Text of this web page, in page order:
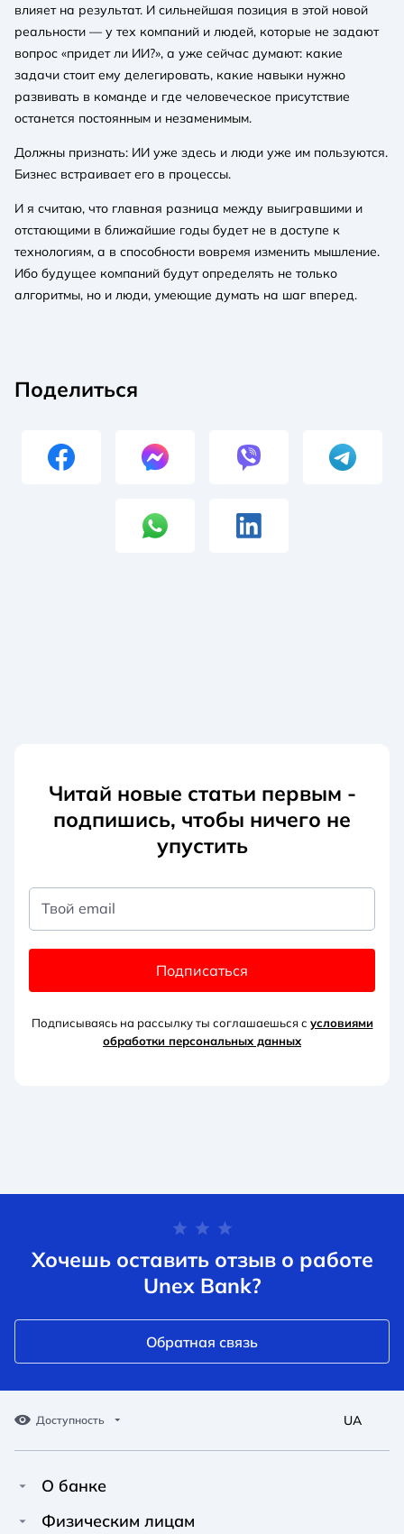
влияет на результат. И сильнейшая позиция в этой новой
реальности — у тех компаний и людей, которые не задают
вопрос «придет ли ИИ?», а уже сейчас думают: какие
задачи стоит ему делегировать, какие навыки нужно
развивать в команде и где человеческое присутствие
останется постоянным и незаменимым.
Должны признать: ИИ уже здесь и люди уже им пользуются.
Бизнес встраивает его в процессы.
И я считаю, что главная разница между выигравшими и
отстающими в ближайшие годы будет не в доступе к
технологиям, а в способности вовремя изменить мышление.
Ибо будущее компаний будут определять не только
алгоритмы, но и люди, умеющие думать на шаг вперед.
Поделиться
Читай новые статьи первым -
подпишись, чтобы ничего не
упустить
Твой email
Подписаться
Подписываясь на рассылку ты соглашаешься с условиями
обработки персональных данных
Хочешь оставить отзыв о работе
Unex Bank?
Обратная связь
Доступность
A A A A A A
UA
О банке
Про Unex Bank
Физическим лицам